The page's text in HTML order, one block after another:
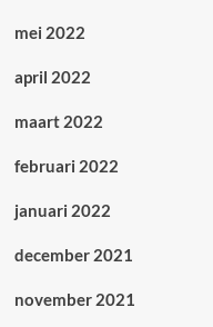
mei 2022
april 2022
maart 2022
februari 2022
januari 2022
december 2021
november 2021